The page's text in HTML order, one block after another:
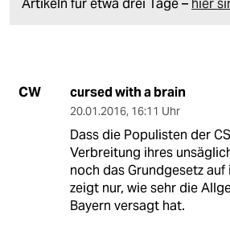
Artikeln für etwa drei Tage – hier
CW cursed with a brain
20.01.2016, 16:11 Uhr
Dass die Populisten der
Verbreitung ihres
noch das Grundgesetz auf
zeigt nur, wie sehr die
Bayern versagt hat.